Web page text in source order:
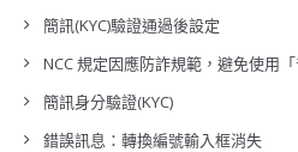
簡訊(KYC)驗證通過後設定
NCC 規定因應防詐規範，避免使用
簡訊身分驗證(KYC)
錯誤訊息：轉換編號輸入框消失